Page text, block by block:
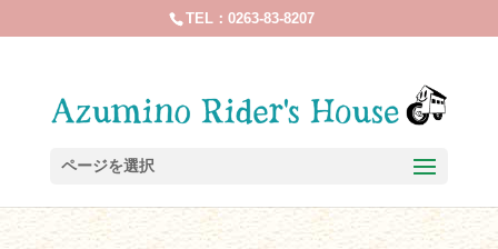
TEL：0263-83-8207
ページを選択